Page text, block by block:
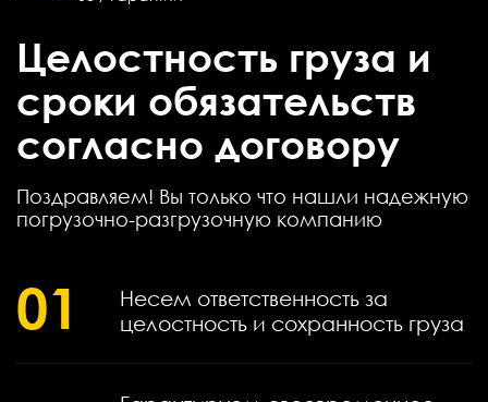
Целостность груза и
сроки обязательств
согласно договору
Поздравляем! Вы только что нашли надежную
погрузочно-разгрузочную компанию
01
Несем ответственность за
целостность и сохранность груза